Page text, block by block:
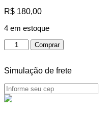
R$ 180,00
4 em estoque
Comprar
Simulação de frete